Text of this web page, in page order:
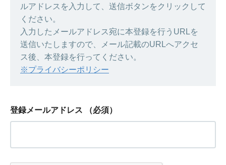
ルアドレスを入力して、送信ボタンをクリックして
ください。
入力したメールアドレス宛に本登録を行うURLを
送信いたしますので、メール記載のURLへアクセ
ス後、本登録を行ってください。
※プライバシーポリシー
登録メールアドレス （必須）